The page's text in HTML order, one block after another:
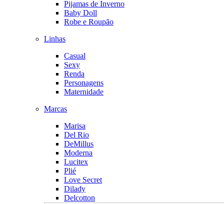
Pijamas de Inverno
Baby Doll
Robe e Roupão
Linhas
Casual
Sexy
Renda
Personagens
Maternidade
Marcas
Marisa
Del Rio
DeMillus
Moderna
Lucitex
Plié
Love Secret
Dilady
Delcotton